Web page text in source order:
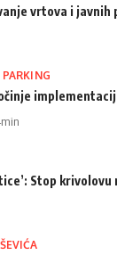
vrtova i javnih
Stop krivolovu